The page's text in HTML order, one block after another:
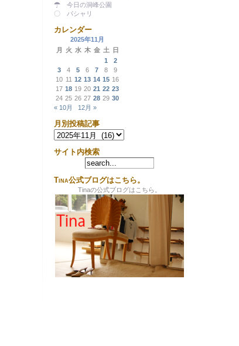
☂ 今日の洞峰公園
〇 パシャリ
カレンダー
2025年11月
月
火 水 木 金 土
日
1
2
3
4 5 6 7 8
9
10 11 12 13 14 15 16
17 18 19 20 21 22 23
24 25 26 27 28 29 30
« 10月
12月 »
月別投稿記事
月
別
投
事
サイト内検索
Tina公式ブログはこちら。
Tinaの公式ブログはこちら。